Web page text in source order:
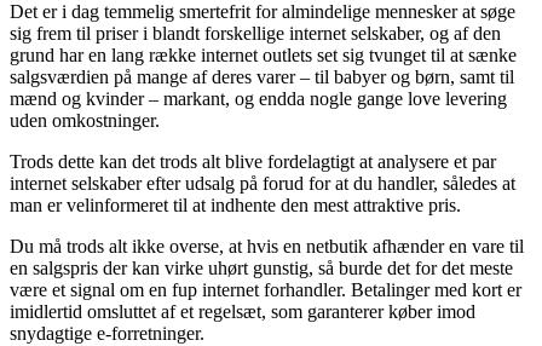
Det er i dag temmelig smertefrit for almindelige mennesker at søge
sig frem til priser i blandt forskellige internet selskaber, og af den
grund har en lang række internet outlets set sig tvunget til at sænke
salgsværdien på mange af deres varer – til babyer og børn, samt til
mænd og kvinder – markant, og endda nogle gange love levering
uden omkostninger.
Trods dette kan det trods alt blive fordelagtigt at analysere et par
internet selskaber efter udsalg på forud for at du handler, således at
man er velinformeret til at indhente den mest attraktive pris.
Du må trods alt ikke overse, at hvis en netbutik afhænder en vare til
en salgspris der kan virke uhørt gunstig, så burde det for det meste
være et signal om en fup internet forhandler. Betalinger med kort er
imidlertid omsluttet af et regelsæt, som garanterer køber imod
snydagtige e-forretninger.